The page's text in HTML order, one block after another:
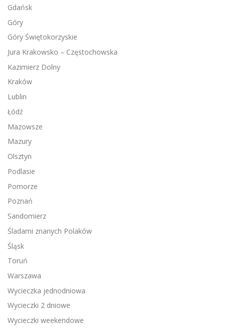
Gdańsk
Góry
Góry Świętokorzyskie
Jura Krakowsko – Częstochowska
Kazimierz Dolny
Kraków
Lublin
Łódź
Mazowsze
Mazury
Olsztyn
Podlasie
Pomorze
Poznań
Sandomierz
Śladami znanych Polaków
Śląsk
Toruń
Warszawa
Wycieczka jednodniowa
Wycieczki 2 dniowe
Wycieczki weekendowe